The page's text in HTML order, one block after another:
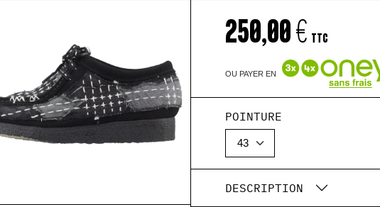
250,00 € TTC
OU PAYER EN
POINTURE
DESCRIPTION